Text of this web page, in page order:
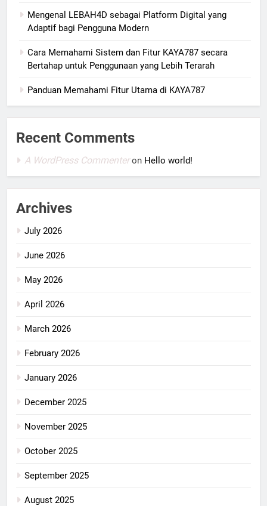
Mengenal LEBAH4D sebagai Platform Digital yang
Adaptif bagi Pengguna Modern
Cara Memahami Sistem dan Fitur KAYA787 secara
Bertahap untuk Penggunaan yang Lebih Terarah
Panduan Memahami Fitur Utama di KAYA787
Recent Comments
A WordPress Commenteron Hello world!
Archives
July 2026
June 2026
May 2026
April 2026
March 2026
February 2026
January 2026
December 2025
November 2025
October 2025
September 2025
August 2025